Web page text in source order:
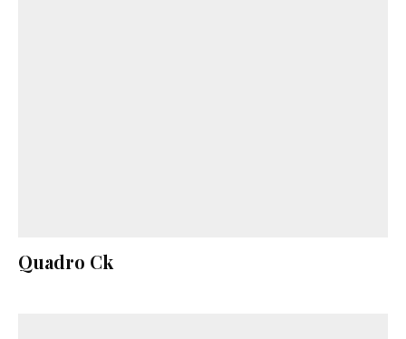
Quadro Ck